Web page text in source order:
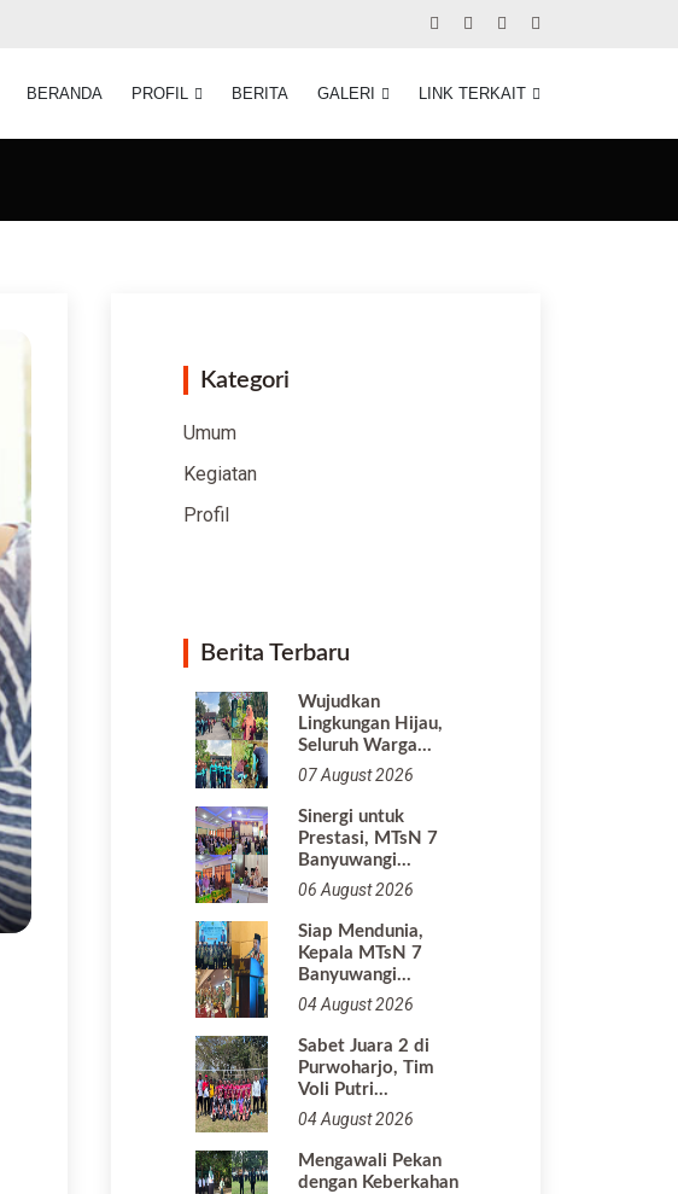
BERANDA PROFIL BERITA GALERI LINK TERKAIT
Kategori
Umum
Kegiatan
Profil
Berita Terbaru
Wujudkan
Lingkungan Hijau,
Seluruh Warga…
07 August 2026
Sinergi untuk
Prestasi, MTsN 7
Banyuwangi…
06 August 2026
Siap Mendunia,
Kepala MTsN 7
Banyuwangi…
04 August 2026
Sabet Juara 2 di
Purwoharjo, Tim
Voli Putri…
04 August 2026
Mengawali Pekan
dengan Keberkahan